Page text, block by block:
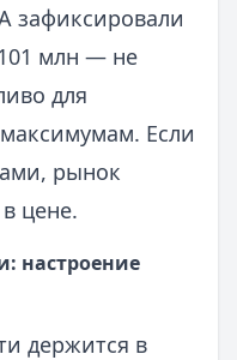
зафиксировали
млн — не
для
Если
рынок
цене.
настроение
держится в